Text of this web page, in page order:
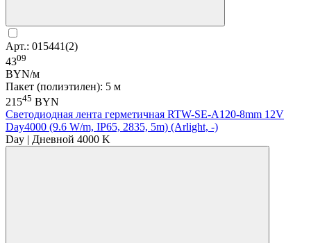
Арт.: 015441(2)
4309
BYN/м
Пакет (полиэтилен): 5 м
21545 BYN
Светодиодная лента герметичная RTW-SE-A120-8mm 12V
Day4000 (9.6 W/m, IP65, 2835, 5m) (Arlight, -)
Day | Дневной 4000 K